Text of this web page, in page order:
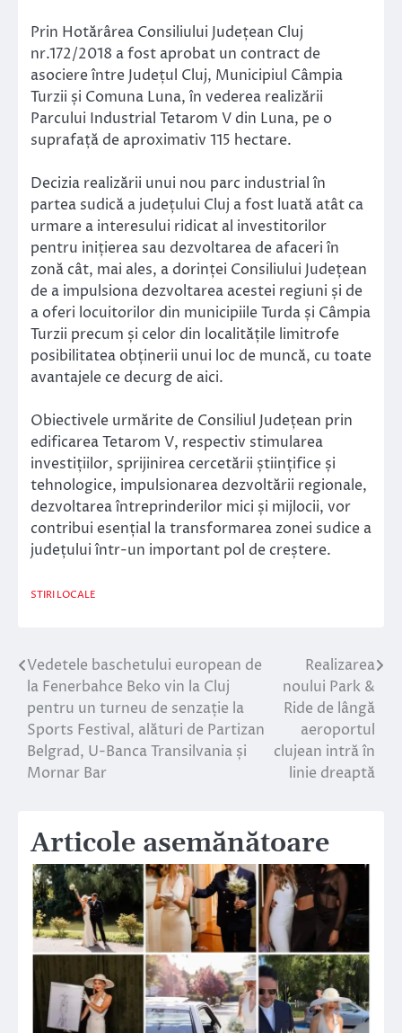
Prin Hotărârea Consiliului Județean Cluj
nr.172/2018 a fost aprobat un contract de
asociere între Județul Cluj, Municipiul Câmpia
Turzii și Comuna Luna, în vederea realizării
Parcului Industrial Tetarom V din Luna, pe o
suprafață de aproximativ 115 hectare.
Decizia realizării unui nou parc industrial în
partea sudică a județului Cluj a fost luată atât ca
urmare a interesului ridicat al investitorilor
pentru inițierea sau dezvoltarea de afaceri în
zonă cât, mai ales, a dorinței Consiliului Județean
de a impulsiona dezvoltarea acestei regiuni și de
a oferi locuitorilor din municipiile Turda și Câmpia
Turzii precum și celor din localitățile limitrofe
posibilitatea obținerii unui loc de muncă, cu toate
avantajele ce decurg de aici.
Obiectivele urmărite de Consiliul Județean prin
edificarea Tetarom V, respectiv stimularea
investițiilor, sprijinirea cercetării științifice și
tehnologice, impulsionarea dezvoltării regionale,
dezvoltarea întreprinderilor mici și mijlocii, vor
contribui esențial la transformarea zonei sudice a
județului într-un important pol de creștere.
STIRI LOCALE
Navigare
în
articole
Vedetele baschetului european de
la Fenerbahce Beko vin la Cluj
pentru un turneu de senzație la
Sports Festival, alături de Partizan
Belgrad, U-Banca Transilvania și
Mornar Bar
Realizarea
noului Park &
Ride de lângă
aeroportul
clujean intră în
linie dreaptă
Articole asemănătoare